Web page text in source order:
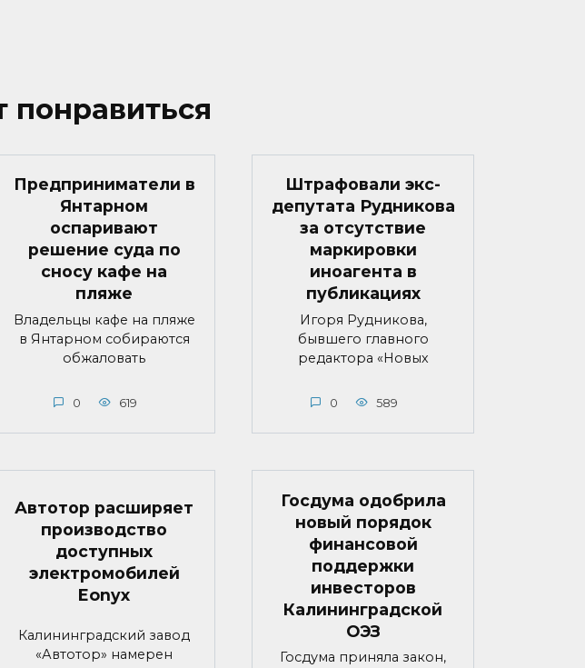
Предприниматели в
Янтарном
оспаривают
решение суда по
сносу кафе на
пляже
Владельцы кафе на пляже
в Янтарном собираются
обжаловать
0 619
Штрафовали экс-
депутата Рудникова
за отсутствие
маркировки
иноагента в
публикациях
Игоря Рудникова,
бывшего главного
редактора «Новых
0 589
Автотор расширяет
производство
доступных
электромобилей
Eonyx
Калининградский завод
«Автотор» намерен
Госдума одобрила
новый порядок
финансовой
поддержки
инвесторов
Калининградской
ОЭЗ
Госдума приняла закон,